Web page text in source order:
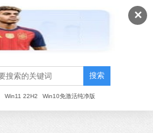
✕
搜索
Win11 22H2 Win10免激活纯净版